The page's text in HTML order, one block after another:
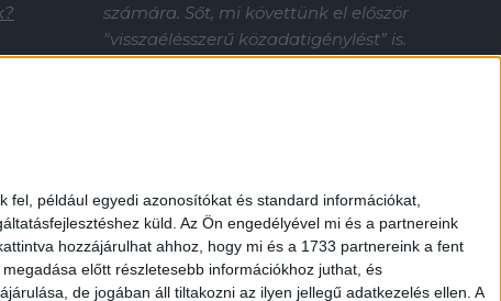
például egyedi azonosítókat és standard információkat,
küld. Az Ön engedélyével mi és a partnereink
hozzájárulhat ahhoz, hogy mi és a 1733 partnereink a fent
előtt részletesebb információkhoz juthat, és
de jogában áll tiltakozni az ilyen jellegű adatkezelés ellen. A
számára. Sőt, mi követtünk el először
"visszaélésszerű közadatigénylést” is.
Nélküled nincsenek sztorik.